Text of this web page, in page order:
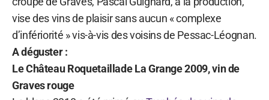
vise des vins de plaisir sans aucun « complexe
d’infériorité » vis-à-vis des voisins de Pessac-Léognan.
A déguster :
Le Château Roquetaillade La Grange 2009, vin de
Graves rouge